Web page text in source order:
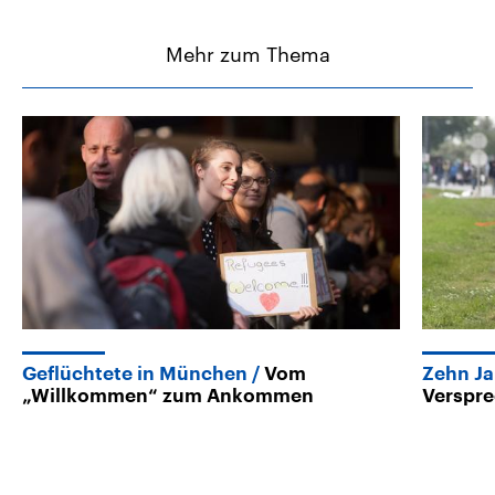
Mehr zum Thema
Geflüchtete in München
Vom
„Willkommen“ zum Ankommen
Zehn